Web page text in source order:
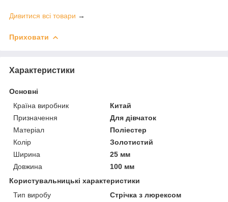
Дивитися всі товари →
Приховати
Характеристики
Основні
Країна виробник
Китай
Призначення
Для дівчаток
Матеріал
Поліестер
Колір
Золотистий
Ширина
25 мм
Довжина
100 мм
Користувальницькі характеристики
Тип виробу
Стрічка з люрексом